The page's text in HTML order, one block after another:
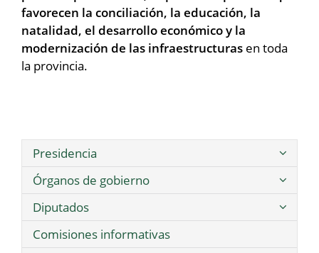
favorecen la conciliación, la educación, la
natalidad, el desarrollo económico y la
modernización de las infraestructuras en toda
la provincia.
Presidencia
Órganos de gobierno
Diputados
Comisiones informativas